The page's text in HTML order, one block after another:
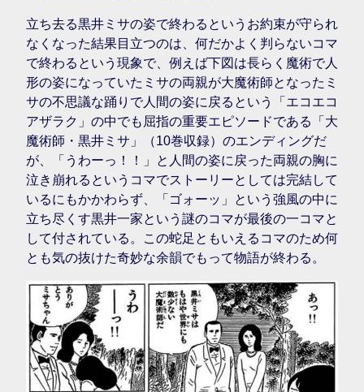
立ち去る黒井ミサの姿で終わるというお約束が守られ
なくなった結果目立つのは、何だかよく判らないコマ
で終わるという現象で、例えば下図は長らく魔術で人
形の姿になっていたミサの両親が大魔術師となったミ
サの不思議な踊りで人間の姿に戻るという「エコエコ
アザラク」の中でも屈指の重要エピソードである「大
魔術師・黒井ミサ」（10巻収録）のエンディングだ
が、「うわーっ！！」と人間の姿に戻った両親の胸に
泣き崩れるというコマでストーリーとしては完結して
いるにもかかわらず、「ゴォーッ」という強風の中に
立ち尽くす黒井一家という謎のコマが最後の一コマと
して付されている。この蛇足ともいえるコマのため何
とも気の抜けた奇妙な余韻でもって物語が終わる。